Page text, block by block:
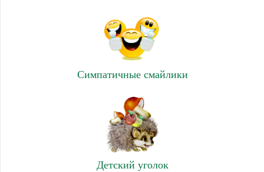
Симпатичные смайлики
Детский уголок